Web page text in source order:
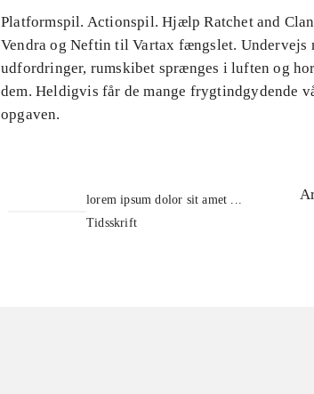
Platformspil. Actionspil. Hjælp Ratchet and
Vendra og Neftin til Vartax fængslet. Undervejs
udfordringer, rumskibet sprænges i luften og
dem. Heldigvis får de mange frygtindgydende
opgaven.
lorem ipsum dolor sit amet ...
Tidsskrift